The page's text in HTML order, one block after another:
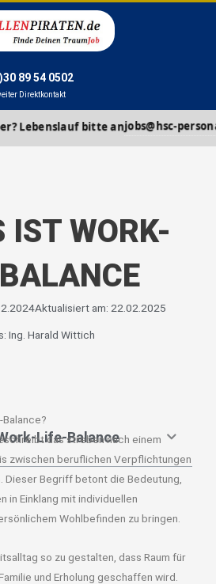
89 54 0502
Direktkontakt
bitte anjobs@hsc-personal.de📩
WORK-
Aktualisiert am: 22.02.2025
Ing. Harald Wittich
Life-Balance
das streben nach einem
zwischen beruflichen Verpflichtungen
Dieser Begriff betont die Bedeutung,
in Einklang mit individuellen
Wohlbefinden zu bringen.
so zu gestalten, dass Raum für
und Erholung geschaffen wird.